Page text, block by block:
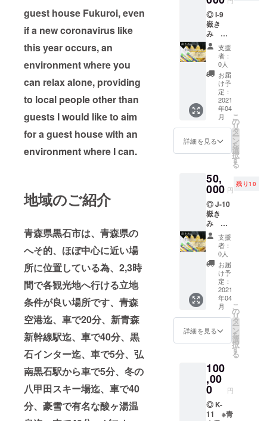
guest house Fukuroi, even
if a new coronavirus like
this year occurs, an
environment where you
can relax alone, providing
to local people other than
guests I would like to aim
for a guest house with an
environment where I can.
地域のご紹介
青森県黒石市は、青森県の
へそ的、ほぼ中心に近い場
所に位置している為、2,3時
間で各観光地へ行ける立地
条件が良い場所です、青森
空港迄、車で20分、新青森
新幹線駅迄、車で40分、黒
石インター迄、車で5分、弘
南黒石駅から車で5分、冬の
八甲田スキー場迄、車で40
分、豪雪で有名な酸ヶ湯温
メリッ
トと考
えられ
がちな
雪を味
方につ
けた、
私の
ずっと
探し求
めてき
た野菜
だった
ので
す。
付して
下さ
い。 宜
しくお
願い致
しま
す。
致しま
す。
こ
ちらは
黒石駅
から徒
歩2分
の、駅
前のゲ
ストハ
ウス
で、メ
ゾネッ
トタイ
ガーデ
ンさん
のホー
ムペー
ジより
抜粋 雪
室じゃ
がいも
との出
会い 雪
国の農
業者に
とって
常に悩
みの種
つい
て、
様々な
可能性
を模索
する
中、私
が出
会った
のがこ
の雪室
じゃが
いもで
した。
村の仲
間が自
家用に
食べさ
せて頂
いた時
の感動
は今も
忘れら
◎ I-9
嶽き
み 真
空パッ
ク （内
容 8本
入り）
有限会
ANEKK
O(あ
ねっ
こ)
ホーム
ページ
より抜
たての
おいし
さを、
そのま
ま
ぎゅっ
と真空
パック
にしま
した。
霊峰岩
木山の
嶽地区
で栽培
された
もぎた
てのと
ばやく
加熱処
理して
います
ので、
フレッ
支援
者：
0人
お届
け予
定：
2021
年04
月
詳細を見る
こ
の
リ
タ
ー
ン
を
選
択
す
る
50,
000 円
残り10
◎ J-10
嶽き
み 真
空パッ
ク （内
容 8本
入り
×2=16
本） 有
限会社
ANEKK
O(あ
ねっ
こ)
ホーム
ページ
粋 茹で
たての
おいし
さを、
そのま
ま
支援
者：
0人
お届
け予
定：
2021
年04
月
詳細を見る
こ
の
リ
タ
ー
ン
を
選
択
す
る
100
,00
0 円
◎ K-
11 ※青